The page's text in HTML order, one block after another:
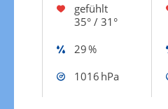
gefühlt
35° / 31°
29 %
1016 hPa